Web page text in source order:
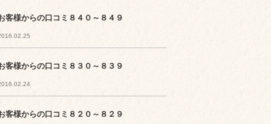
客様からの口コミ８４０～８４９
客様からの口コミ８３０～８３９
客様からの口コミ８２０～８２９